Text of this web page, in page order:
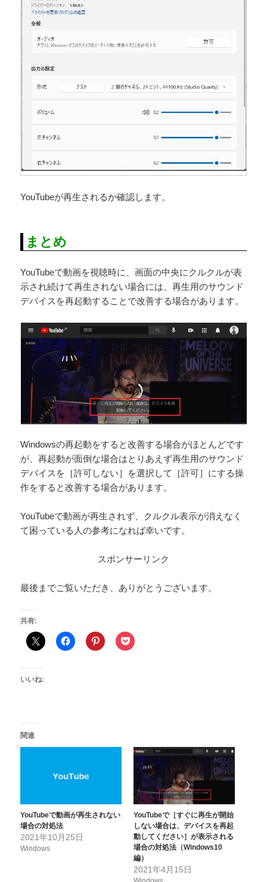
YouTubeが再生されるか確認します。
まとめ
YouTubeで動画を視聴時に、画面の中央にクルクルが表
示され続けて再生されない場合には、再生用のサウンド
デバイスを再起動することで改善する場合があります。
Windowsの再起動をすると改善する場合がほとんどです
が、再起動が面倒な場合はとりあえず再生用のサウンド
デバイスを［許可しない］を選択して［許可］にする操
作をすると改善する場合があります。
YouTubeで動画が再生されず、クルクル表示が消えなく
て困っている人の参考になれば幸いです。
スポンサーリンク
最後までご覧いただき、ありがとうございます。
共有:
いいね:
関連
YouTubeで動画が再生されない
場合の対処法
2021年10月25日
Windows
YouTubeで［すぐに再生が開始
しない場合は、デバイスを再起
動してください］が表示される
場合の対処法（Windows10
編）
2021年4月15日